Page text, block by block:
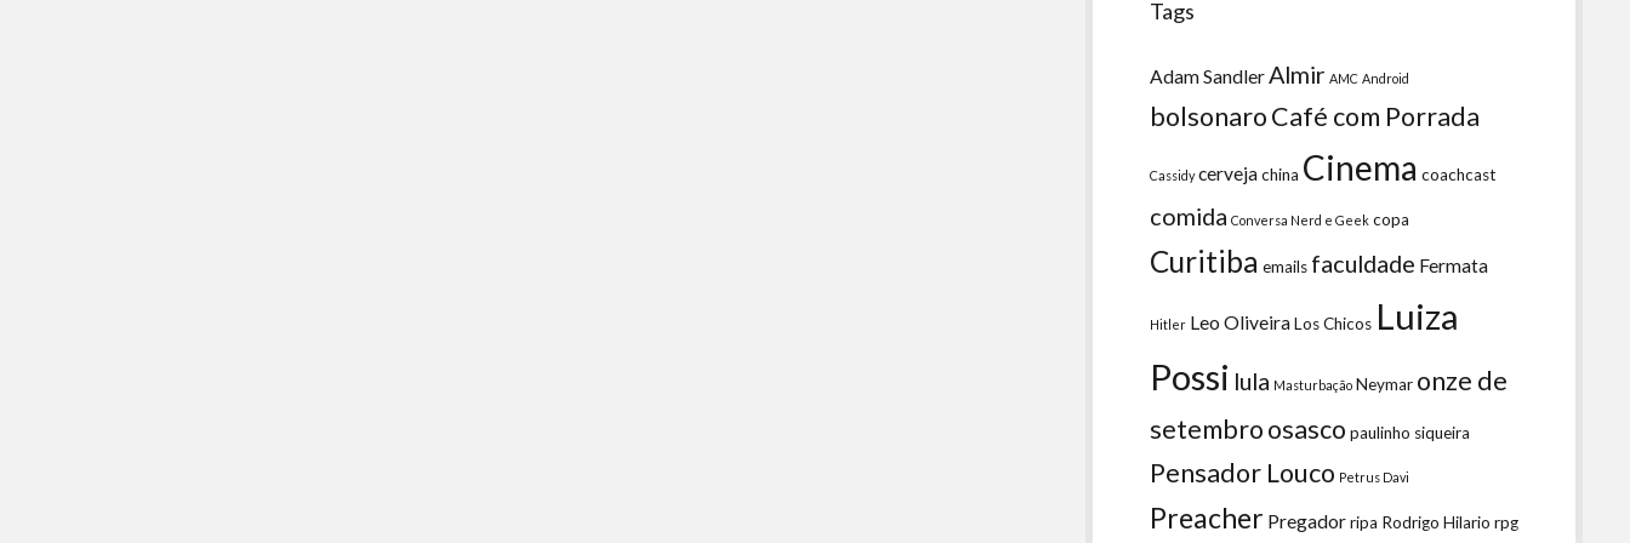
Tags
Adam Sandler Almir AMC Android
bolsonaroCafé com Porrada
Cassidy cervejachina Cinema coachcast
comida Conversa Nerd e Geek copa
Curitiba emails faculdade Fermata
Hitler Leo OliveiraLos Chicos Luiza
Possi lula Masturbação Neymar onze de
setembroosasco paulinho siqueira
Pensador Louco Petrus Davi
Preacher Pregadorripa Rodrigo Hilario rpg